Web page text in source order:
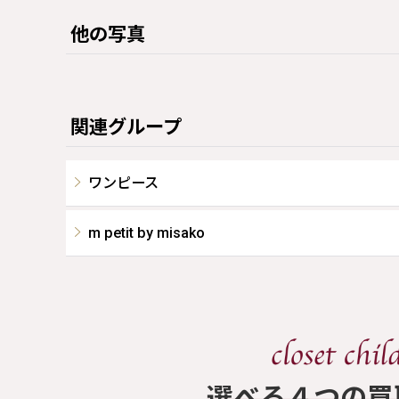
他の写真
関連グループ
ワンピース
m petit by misako